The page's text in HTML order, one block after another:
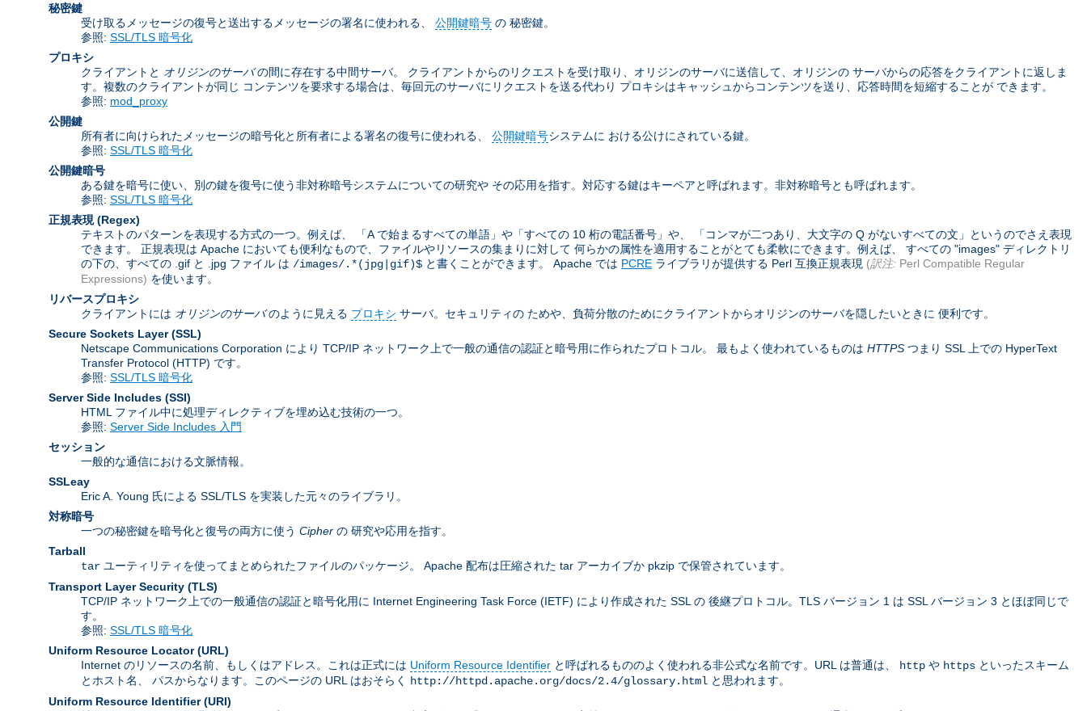
秘密鍵
受け取るメッセージの復号と送出するメッセージの署名に使われる、 公開鍵暗号 の 秘密鍵。
参照: SSL/TLS 暗号化
プロキシ
クライアントと オリジンのサーバの間に存在する中間サーバ。 クライアントからのリクエストを受け取り、オリジンのサーバに送信して、オリジンの サーバからの応答をクライアントに返しま
す。複数のクライアントが同じ コンテンツを要求する場合は、毎回元のサーバにリクエストを送る代わり プロキシはキャッシュからコンテンツを送り、応答時間を短縮することが できます。
参照: mod_proxy
公開鍵
所有者に向けられたメッセージの暗号化と所有者による署名の復号に使われる、 公開鍵暗号システムに おける公けにされている鍵。
参照: SSL/TLS 暗号化
公開鍵暗号
ある鍵を暗号に使い、別の鍵を復号に使う非対称暗号システムについての研究や その応用を指す。対応する鍵はキーペアと呼ばれます。非対称暗号とも呼ばれます。
参照: SSL/TLS 暗号化
正規表現 (Regex)
テキストのパターンを表現する方式の一つ。例えば、 「A で始まるすべての単語」や「すべての 10 桁の電話番号」や、 「コンマが二つあり、大文字の Q がないすべての文」というのでさえ表現
できます。 正規表現は Apache においても便利なもので、ファイルやリソースの集まりに対して 何らかの属性を適用することがとても柔軟にできます。例えば、 すべての "images" ディレクトリ
の下の、すべての .gif と .jpg ファイル は /images/.*(jpg|gif)$ と書くことができます。 Apache では PCRE ライブラリが提供する Perl 互換正規表現 (訳注: Perl Compatible Regular
Expressions) を使います。
リバースプロキシ
クライアントには オリジンのサーバのように見える プロキシ サーバ。セキュリティの ためや、負荷分散のためにクライアントからオリジンのサーバを隠したいときに 便利です。
Secure Sockets Layer (SSL)
Netscape Communications Corporation により TCP/IP ネットワーク上で一般の通信の認証と暗号用に作られたプロトコル。 最もよく使われているものは HTTPS つまり SSL 上での HyperText
Transfer Protocol (HTTP) です。
参照: SSL/TLS 暗号化
Server Side Includes (SSI)
HTML ファイル中に処理ディレクティブを埋め込む技術の一つ。
参照: Server Side Includes 入門
セッション
一般的な通信における文脈情報。
SSLeay
Eric A. Young 氏による SSL/TLS を実装した元々のライブラリ。
対称暗号
一つの秘密鍵を暗号化と復号の両方に使う Cipher の 研究や応用を指す。
Tarball
tar ユーティリティを使ってまとめられたファイルのパッケージ。 Apache 配布は圧縮された tar アーカイブか pkzip で保管されています。
Transport Layer Security (TLS)
TCP/IP ネットワーク上での一般通信の認証と暗号化用に Internet Engineering Task Force (IETF) により作成された SSL の 後継プロトコル。TLS バージョン 1 は SSL バージョン 3 とほぼ同じで
す。
参照: SSL/TLS 暗号化
Uniform Resource Locator (URL)
Internet のリソースの名前、もしくはアドレス。これは正式には Uniform Resource Identifier と呼ばれるもののよく使われる非公式な名前です。URL は普通は、 http や https といったスキーム
とホスト名、 パスからなります。このページの URL はおそらく
http://httpd.apache.org/docs/2.4/glossary.html と思われます。
Uniform Resource Identifier (URI)